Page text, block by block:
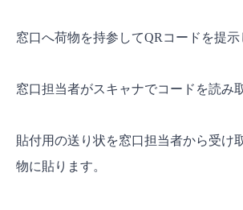
窓口へ荷物を持参してQRコードを提示
窓口担当者がスキャナでコードを読み
貼付用の送り状を窓口担当者から受け
物に貼ります。